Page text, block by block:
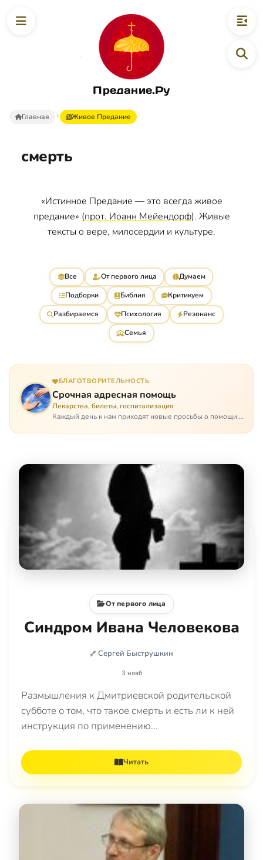
Предание.Ру
Главная Живое Предание
смерть
«Истинное Предание — это всегда живое
предание» (прот. Иоанн Мейендорф). Живые
тексты о вере, милосердии и культуре.
Все От первого лица
Думаем
Подборки
Библия
Критикуем
Разбираемся
Психология
Резонанс
Семья
БЛАГОТВОРИТЕЛЬНОСТЬ
Срочная адресная помощь
Лекарства, билеты, госпитализация
Каждый день к нам приходят новые просьбы о помощи.
она нужна была вчера: в приеме лекарств образовался
От первого лица
Синдром Ивана Человекова
Сергей Быструшкин
3 нояб
Размышления к Дмитриевской родительской
субботе о том, что такое смерть и есть ли к ней
инструкция по применению...
Читать